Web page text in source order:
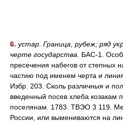
6. устар. Граница, рубеж; ряд
черте государства . БАС-1.
пресечения набегов от степных
частию под именем черта и
Избр. 203. Сколь различныя и
введенный посев хлеба
поселянам. 1783. ТВЭО 3 119.
России, или вымениваются на